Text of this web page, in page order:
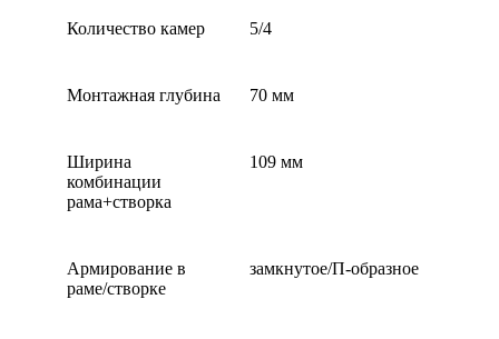
Количество камер 5/4
Монтажная глубина 70 мм
Ширина
комбинации
рама+створка
109 мм
Армирование в
раме/створке
замкнутое/П-образное